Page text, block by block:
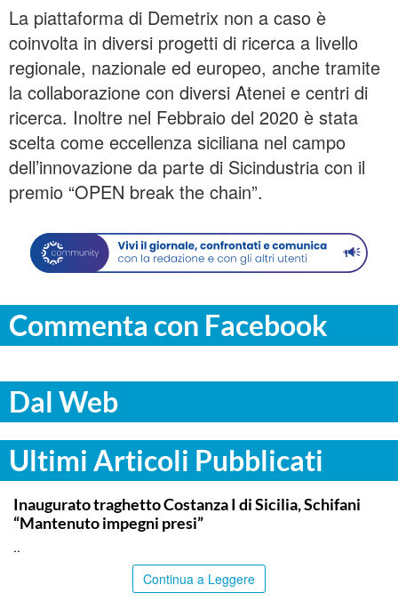
La piattaforma di Demetrix non a caso è
coinvolta in diversi progetti di ricerca a livello
regionale, nazionale ed europeo, anche tramite
la collaborazione con diversi Atenei e centri di
ricerca. Inoltre nel Febbraio del 2020 è stata
scelta come eccellenza siciliana nel campo
dell’innovazione da parte di Sicindustria con il
premio “OPEN break the chain”.
Commenta con Facebook
Dal Web
Ultimi Articoli Pubblicati
ITALPRESS
Inaugurato traghetto Costanza I di Sicilia, Schifani
“Mantenuto impegni presi”
..
Continua a Leggere